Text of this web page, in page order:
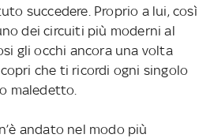
succedere. Proprio a lui, così
dei circuiti più moderni al
gli occhi ancora una volta
che ti ricordi ogni singolo
maledetto.
andato nel modo più